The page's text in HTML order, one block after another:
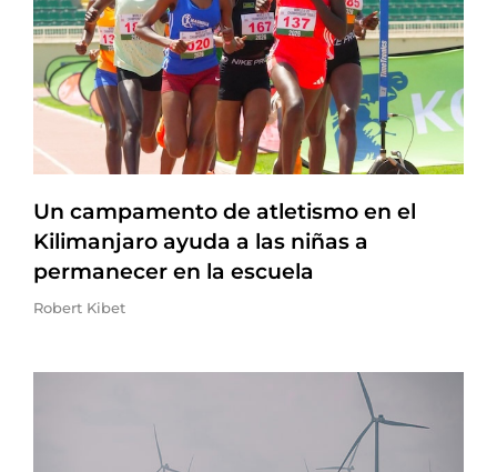
Un campamento de atletismo en el
Kilimanjaro ayuda a las niñas a
permanecer en la escuela
Robert Kibet